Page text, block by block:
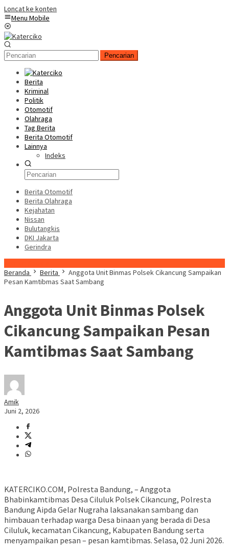
Loncat ke konten
Menu Mobile
Pencarian
Berita
Kriminal
Politik
Otomotif
Olahraga
Tag Berita
Berita Otomotif
Lainnya
Indeks
Berita Otomotif
Berita Olahraga
Kejahatan
Nissan
Bulutangkis
DKI Jakarta
Gerindra
Beranda
Berita
Anggota Unit Binmas Polsek Cikancung Sampaikan
Pesan Kamtibmas Saat Sambang
Anggota Unit Binmas Polsek
Cikancung Sampaikan Pesan
Kamtibmas Saat Sambang
Amik
Juni 2, 2026
KATERCIKO.COM, Polresta Bandung, – Anggota
Bhabinkamtibmas Desa Ciluluk Polsek Cikancung, Polresta
Bandung Aipda Gelar Nugraha laksanakan sambang dan
himbauan terhadap warga Desa binaan yang berada di Desa
Ciluluk, kecamatan Cikancung, Kabupaten Bandung serta
menyampaikan pesan – pesan kamtibmas. Selasa, 02 Juni 2026.